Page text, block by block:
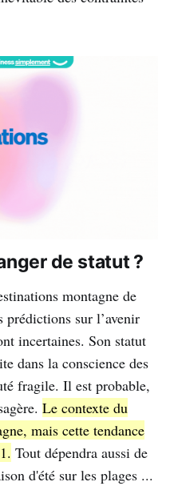
de statut ?
montagne de
prédictions sur l’avenir
incertaines. Son statut
dans la conscience des
fragile. Il est probable,
Le contexte du
mais cette tendance
Tout dépendra aussi de
d'été sur les plages ...